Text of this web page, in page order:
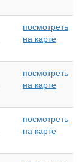
посмотреть
на карте
посмотреть
на карте
посмотреть
на карте